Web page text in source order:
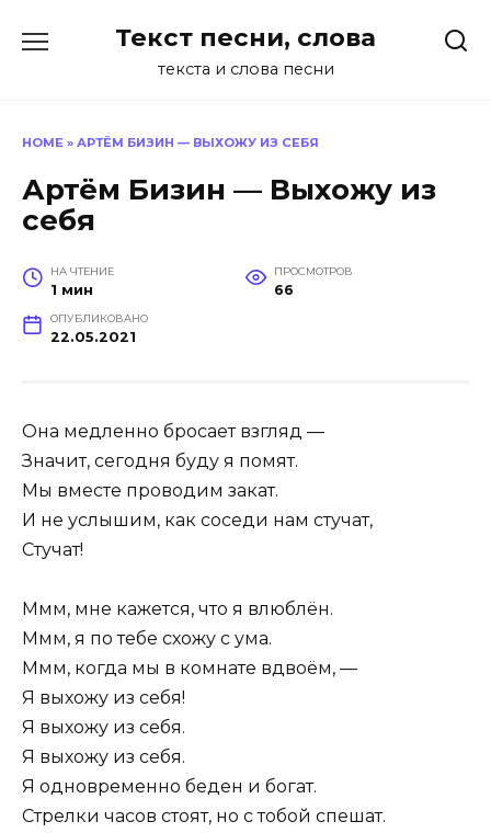
Текст песни, слова
текста и слова песни
HOME » АРТЁМ БИЗИН — ВЫХОЖУ ИЗ СЕБЯ
Артём Бизин — Выхожу из
себя
НА ЧТЕНИЕ
1 мин
ПРОСМОТРОВ
66
ОПУБЛИКОВАНО
22.05.2021
Она медленно бросает взгляд —
Значит, сегодня буду я помят.
Мы вместе проводим закат.
И не услышим, как соседи нам стучат,
Стучат!
Ммм, мне кажется, что я влюблён.
Ммм, я по тебе схожу с ума.
Ммм, когда мы в комнате вдвоём, —
Я выхожу из себя!
Я выхожу из себя.
Я выхожу из себя.
Я одновременно беден и богат.
Стрелки часов стоят, но с тобой спешат.